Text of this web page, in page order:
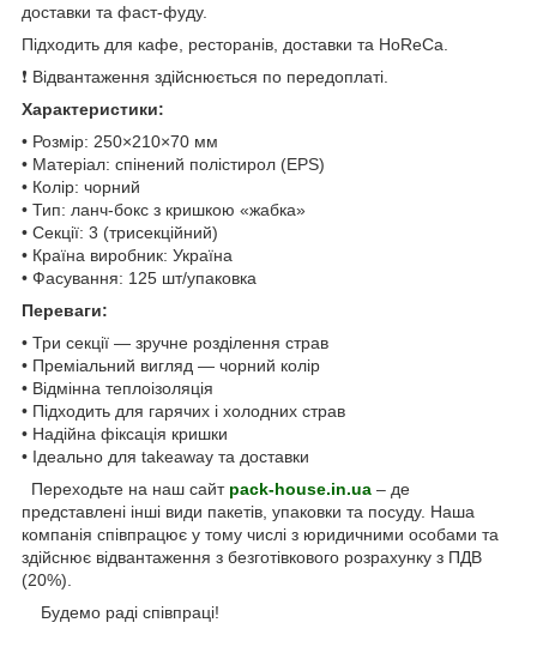
доставки та фаст-фуду.
Підходить для кафе, ресторанів, доставки та HoReCa.
❗ Відвантаження здійснюється по передоплаті.
Характеристики:
• Розмір: 250×210×70 мм
• Матеріал: спінений полістирол (EPS)
• Колір: чорний
• Тип: ланч-бокс з кришкою «жабка»
• Секції: 3 (трисекційний)
• Країна виробник: Україна
• Фасування: 125 шт/упаковка
Переваги:
• Три секції — зручне розділення страв
• Преміальний вигляд — чорний колір
• Відмінна теплоізоляція
• Підходить для гарячих і холодних страв
• Надійна фіксація кришки
• Ідеально для takeaway та доставки
Переходьте на наш сайт pack-house.in.ua – де
представлені інші види пакетів, упаковки та посуду. Наша
компанія співпрацює у тому числі з юридичними особами та
здійснює відвантаження з безготівкового розрахунку з ПДВ
(20%).
Будемо раді співпраці!